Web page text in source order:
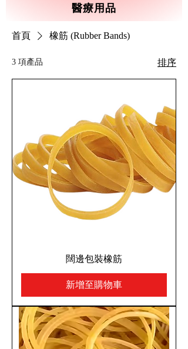
醫療用品
首頁 橡筋 (Rubber Bands)
3 項產品 排序
闊邊包裝橡筋
新增至購物車